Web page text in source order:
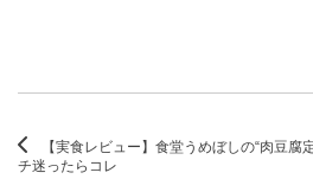
【実食レビュー】食堂うめぼしの“肉豆腐
チ迷ったらコレ